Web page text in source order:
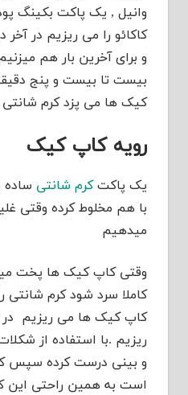
وانیل , یک پاکت بکینگ
کاکائو را می ریزیم در آخر
بیست تا بیست و پنج
کیک ها می پزد کرم شانتی
رویه کاپ کیک
یک پاکتکرم شانتی ساده
با هم مخلوط کرده وقتی
میدهیم
وقتی کاپ کیک ها پخت
کاملا سرد شود کرم شانتی
کاپ کیک ها می ریزیم در
ریزیم .با استفاده از
و بینی درست کرده سپس
است به همین راحتی